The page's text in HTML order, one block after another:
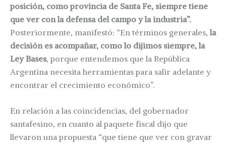
posición, como provincia de Santa Fe, siempre tiene
que ver con la defensa del campo y la industria”.
Posteriormente, manifestó: “En términos generales,la
decisión es acompañar, como lo dijimos siempre, la
Ley Bases, porque entendemos que la República
Argentina necesita herramientas para salir adelante y
encontrar el crecimiento económico”.
En relación a las coincidencias, del gobernador
santafesino, en cuanto al paquete fiscal dijo que
llevaron una propuesta “que tiene que ver con gravar